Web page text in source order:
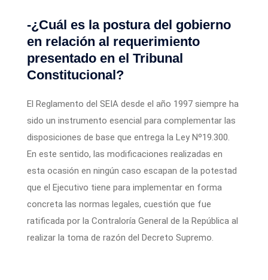
-¿Cuál es la postura del gobierno
en relación al requerimiento
presentado en el Tribunal
Constitucional?
El Reglamento del SEIA desde el año 1997 siempre ha
sido un instrumento esencial para complementar las
disposiciones de base que entrega la Ley Nº19.300.
En este sentido, las modificaciones realizadas en
esta ocasión en ningún caso escapan de la potestad
que el Ejecutivo tiene para implementar en forma
concreta las normas legales, cuestión que fue
ratificada por la Contraloría General de la República al
realizar la toma de razón del Decreto Supremo.